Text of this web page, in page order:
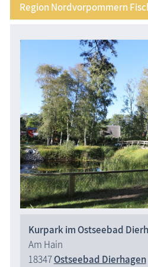
Region Nordvorpommern
Kurpark im Ostseebad
Am Hain
18347Ostseebad Dierhagen